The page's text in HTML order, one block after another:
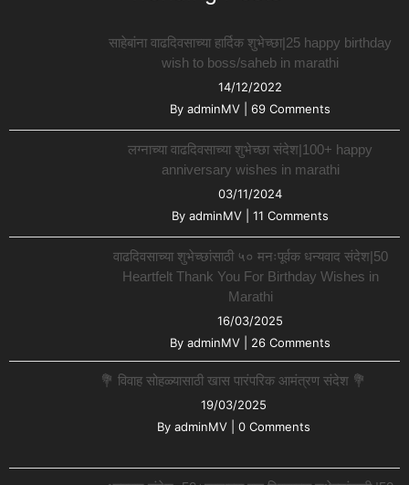
साहेबांना वाढदिवसाच्या हार्दिक शुभेच्छा|25 happy birthday
wish to boss/saheb in marathi
14/12/2022
By adminMV 69 Comments
लग्नाच्या वाढदिवसाच्या शुभेच्छा संदेश|100+ happy
anniversary wishes in marathi
03/11/2024
By adminMV 11 Comments
वाढदिवसाच्या शुभेच्छांसाठी ५० मनःपूर्वक धन्यवाद संदेश|50
Heartfelt Thank You For Birthday Wishes in
Marathi
16/03/2025
By adminMV 26 Comments
💐 विवाह सोहळ्यासाठी खास पारंपरिक आमंत्रण संदेश 💐
19/03/2025
By adminMV| 0 Comments